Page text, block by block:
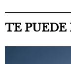
TE PUEDE